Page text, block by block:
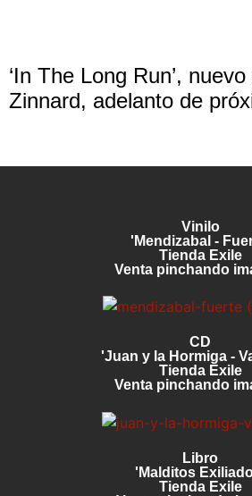
‘In The Long Run’,
Zinnard, adelanto de
Vinilo
'Mendizabal -
Tienda Exile
Venta pinchando
CD
'Juan y la Hormiga -
Tienda Exile
Venta pinchando
Libro
'Malditos
Tienda Exile